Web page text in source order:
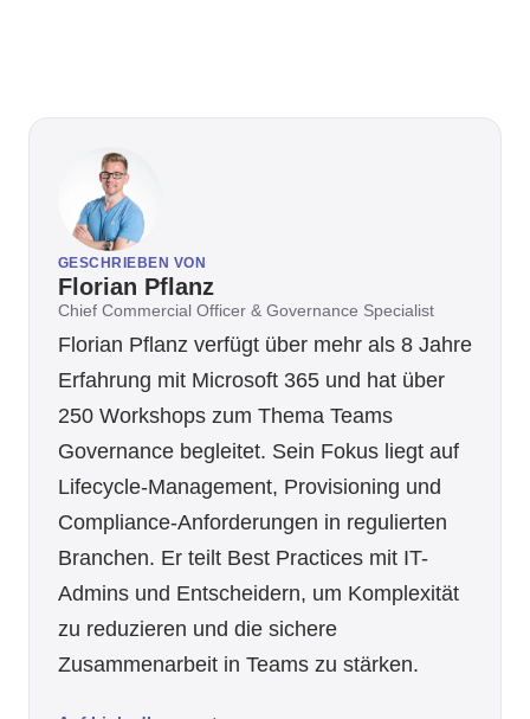
GESCHRIEBEN VON
Florian Pflanz
Chief Commercial Officer & Governance Specialist
Florian Pflanz verfügt über mehr als 8 Jahre
Erfahrung mit Microsoft 365 und hat über
250 Workshops zum Thema Teams
Governance begleitet. Sein Fokus liegt auf
Lifecycle-Management, Provisioning und
Compliance-Anforderungen in regulierten
Branchen. Er teilt Best Practices mit IT-
Admins und Entscheidern, um Komplexität
zu reduzieren und die sichere
Zusammenarbeit in Teams zu stärken.